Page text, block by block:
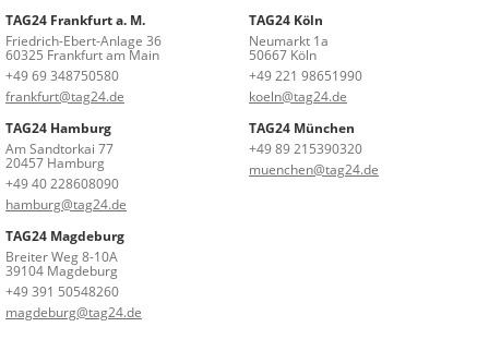
TAG24 Frankfurt a. M.
Friedrich-Ebert-Anlage 36
60325 Frankfurt am Main
+49 69 348750580
frankfurt@tag24.de
TAG24 Köln
Neumarkt 1a
50667 Köln
+49 221 98651990
koeln@tag24.de
TAG24 Hamburg
Am Sandtorkai 77
20457 Hamburg
+49 40 228608090
hamburg@tag24.de
TAG24 München
+49 89 215390320
muenchen@tag24.de
TAG24 Magdeburg
Breiter Weg 8-10A
39104 Magdeburg
+49 391 50548260
magdeburg@tag24.de